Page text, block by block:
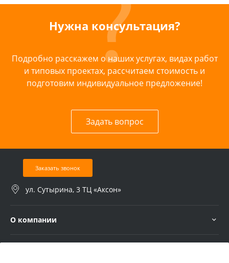
Нужна консультация?
Подробно расскажем о наших услугах, видах работ
и типовых проектах, рассчитаем стоимость и
подготовим индивидуальное предложение!
Задать вопрос
Заказать звонок
ул. Сутырина, 3 ТЦ «Аксон»
О компании